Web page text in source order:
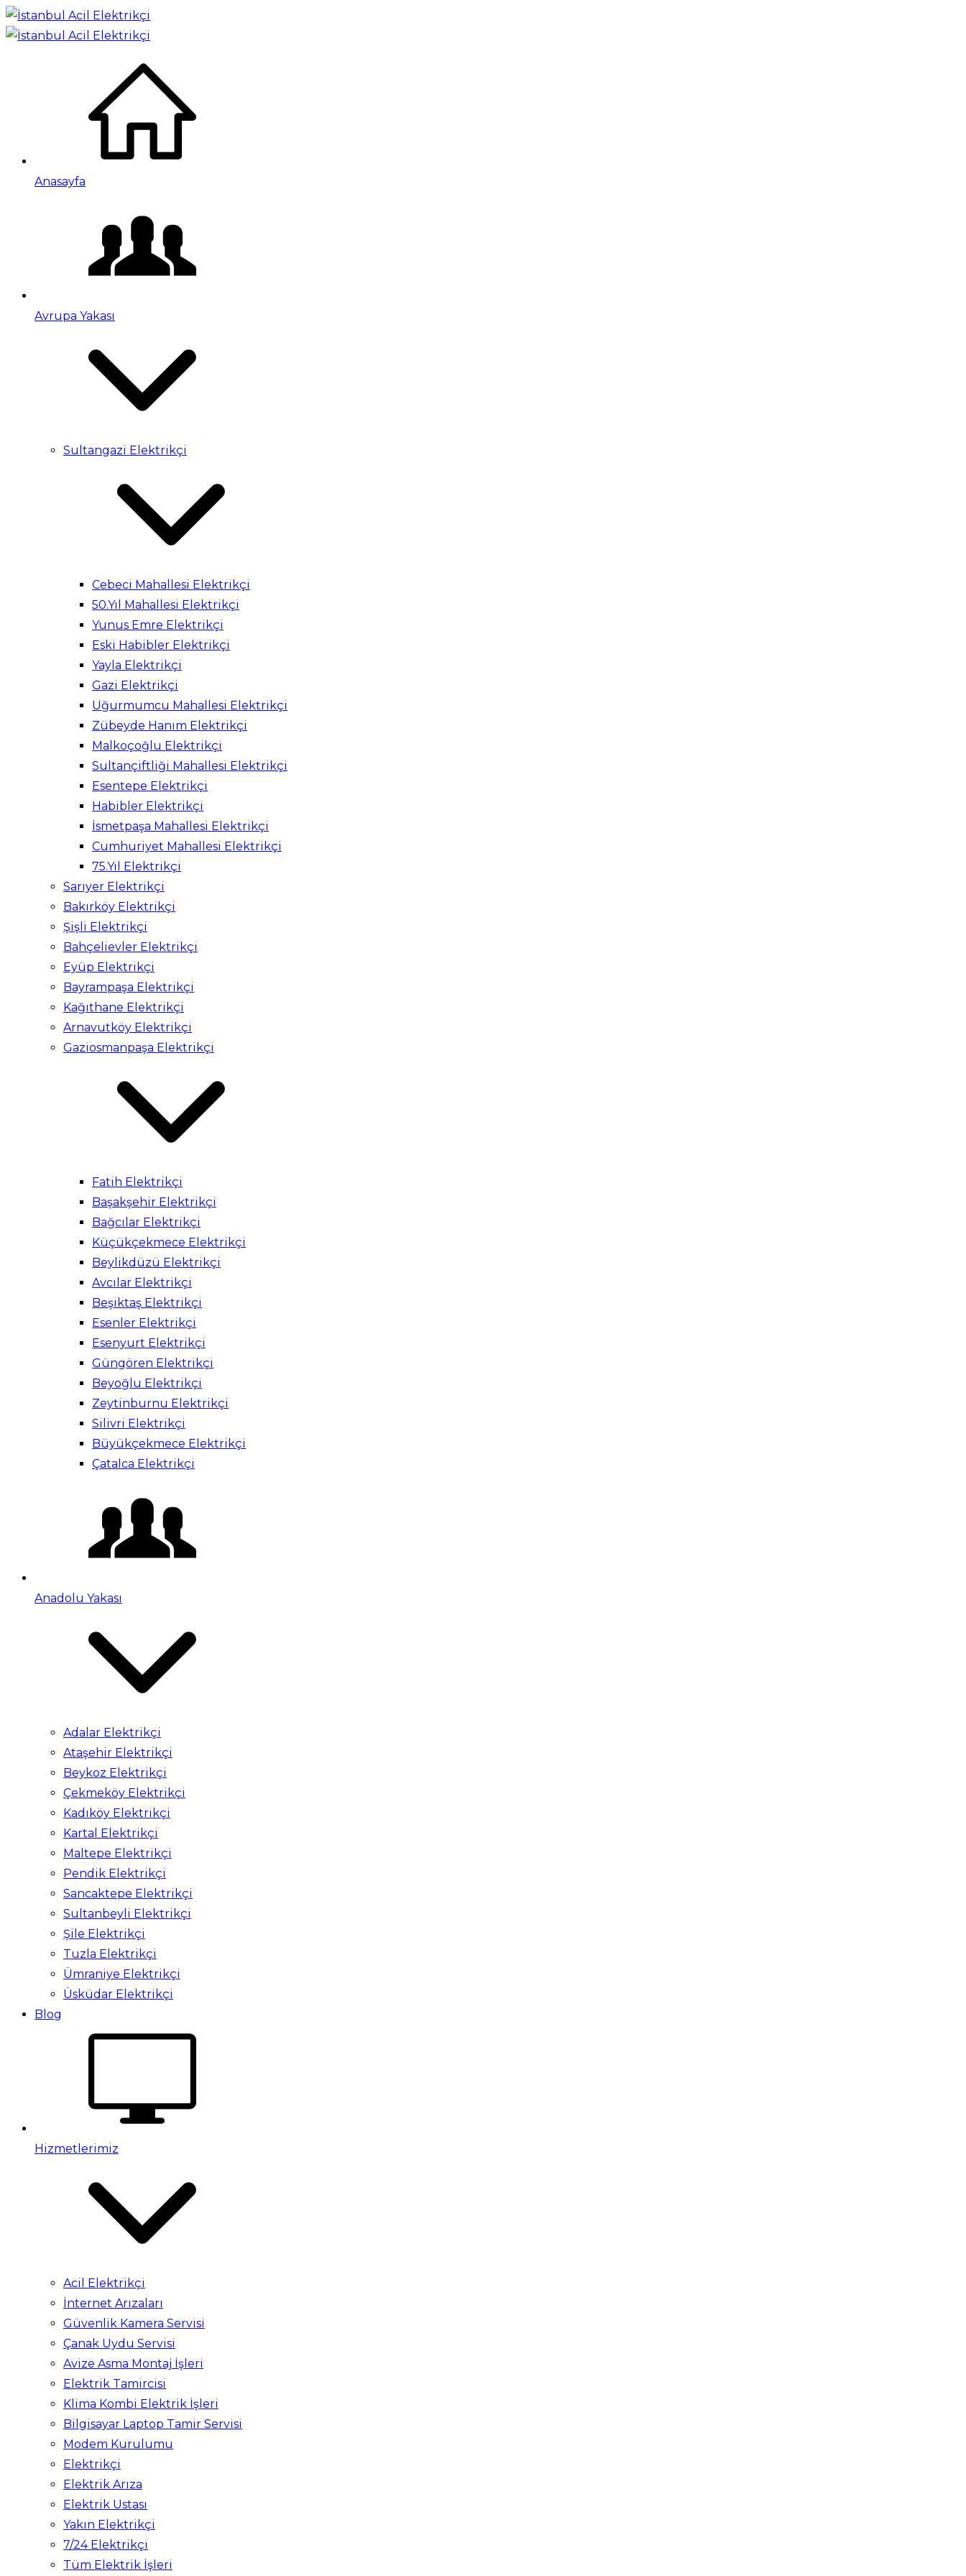
Anasayfa
Avrupa Yakası
Sultangazi Elektrikçi
Cebeci Mahallesi Elektrikçi
50.Yıl Mahallesi Elektrikçi
Yunus Emre Elektrikçi
Eski Habibler Elektrikçi
Yayla Elektrikçi
Gazi Elektrikçi
Uğurmumcu Mahallesi Elektrikçi
Zübeyde Hanım Elektrikçi
Malkoçoğlu Elektrikçi
Sultançiftliği Mahallesi Elektrikçi
Esentepe Elektrikçi
Habibler Elektrikçi
İsmetpaşa Mahallesi Elektrikçi
Cumhuriyet Mahallesi Elektrikçi
75.Yıl Elektrikçi
Sarıyer Elektrikçi
Bakırköy Elektrikçi
Şişli Elektrikçi
Bahçelievler Elektrikçi
Eyüp Elektrikçi
Bayrampaşa Elektrikçi
Kağıthane Elektrikçi
Arnavutköy Elektrikçi
Gaziosmanpaşa Elektrikçi
Fatih Elektrikçi
Başakşehir Elektrikçi
Bağcılar Elektrikçi
Küçükçekmece Elektrikçi
Beylikdüzü Elektrikçi
Avcılar Elektrikçi
Beşiktaş Elektrikçi
Esenler Elektrikçi
Esenyurt Elektrikçi
Güngören Elektrikçi
Beyoğlu Elektrikçi
Zeytinburnu Elektrikçi
Silivri Elektrikçi
Büyükçekmece Elektrikçi
Çatalca Elektrikçi
Anadolu Yakası
Adalar Elektrikçi
Ataşehir Elektrikçi
Beykoz Elektrikçi
Çekmeköy Elektrikçi
Kadıköy Elektrikçi
Kartal Elektrikçi
Maltepe Elektrikçi
Pendik Elektrikçi
Sancaktepe Elektrikçi
Sultanbeyli Elektrikçi
Şile Elektrikçi
Tuzla Elektrikçi
Ümraniye Elektrikçi
Üsküdar Elektrikçi
Blog
Hizmetlerimiz
Acil Elektrikçi
İnternet Arızaları
Güvenlik Kamera Servisi
Çanak Uydu Servisi
Avize Asma Montaj İşleri
Elektrik Tamircisi
Klima Kombi Elektrik İşleri
Bilgisayar Laptop Tamir Servisi
Modem Kurulumu
Elektrikçi
Elektrik Arıza
Elektrik Ustası
Yakın Elektrikçi
7/24 Elektrikçi
Tüm Elektrik İşleri